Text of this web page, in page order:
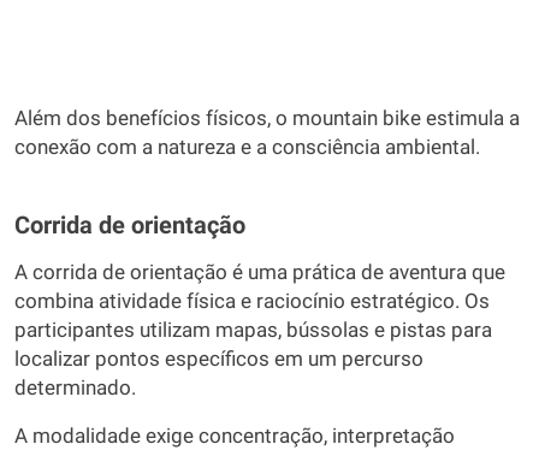
Além dos benefícios físicos, o mountain bike estimula a
conexão com a natureza e a consciência ambiental.
Corrida de orientação
A corrida de orientação é uma prática de aventura que
combina atividade física e raciocínio estratégico. Os
participantes utilizam mapas, bússolas e pistas para
localizar pontos específicos em um percurso
determinado.
A modalidade exige concentração, interpretação